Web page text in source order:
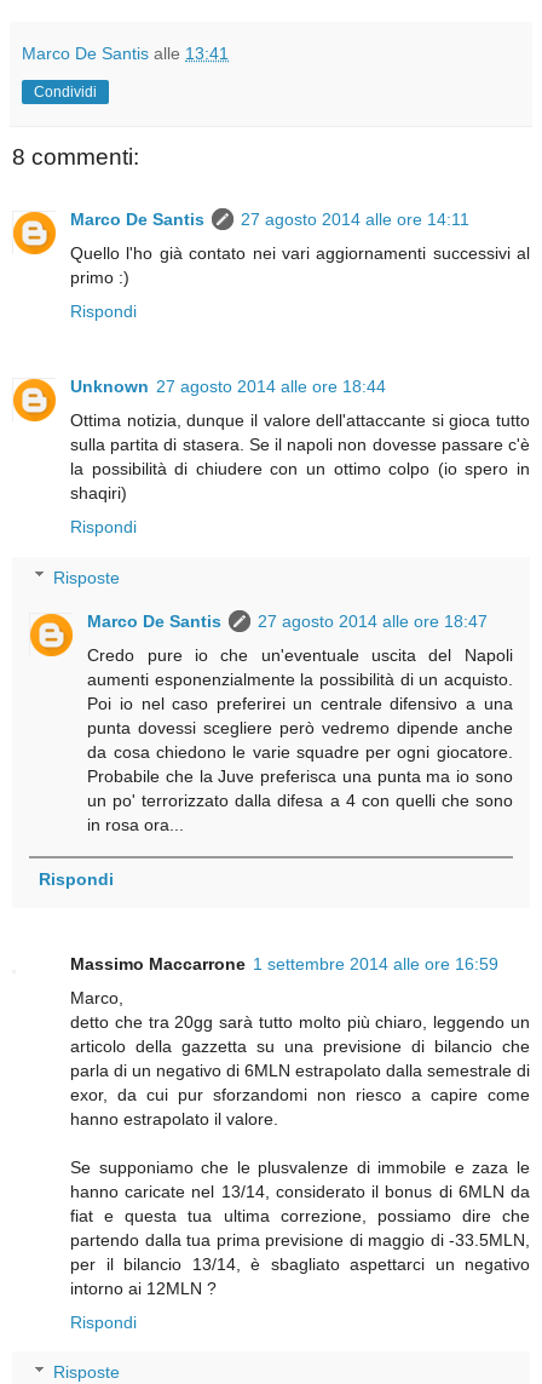
Marco De Santis alle 13:41
Condividi
8 commenti:
Marco De Santis
27 agosto 2014 alle ore 14:11
Quello l'ho già contato nei vari aggiornamenti successivi al
primo :)
Rispondi
Unknown 27 agosto 2014 alle ore 18:44
Ottima notizia, dunque il valore dell'attaccante si gioca tutto
sulla partita di stasera. Se il napoli non dovesse passare c'è
la possibilità di chiudere con un ottimo colpo (io spero in
shaqiri)
Rispondi
Risposte
Marco De Santis
27 agosto 2014 alle ore 18:47
Credo pure io che un'eventuale uscita del Napoli
aumenti esponenzialmente la possibilità di un acquisto.
Poi io nel caso preferirei un centrale difensivo a una
punta dovessi scegliere però vedremo dipende anche
da cosa chiedono le varie squadre per ogni giocatore.
Probabile che la Juve preferisca una punta ma io sono
un po' terrorizzato dalla difesa a 4 con quelli che sono
in rosa ora...
Rispondi
Massimo Maccarrone 1 settembre 2014 alle ore 16:59
Marco,
detto che tra 20gg sarà tutto molto più chiaro, leggendo un
articolo della gazzetta su una previsione di bilancio che
parla di un negativo di 6MLN estrapolato dalla semestrale di
exor, da cui pur sforzandomi non riesco a capire come
hanno estrapolato il valore.
Se supponiamo che le plusvalenze di immobile e zaza le
hanno caricate nel 13/14, considerato il bonus di 6MLN da
fiat e questa tua ultima correzione, possiamo dire che
partendo dalla tua prima previsione di maggio di -33.5MLN,
per il bilancio 13/14, è sbagliato aspettarci un negativo
intorno ai 12MLN ?
Rispondi
Risposte